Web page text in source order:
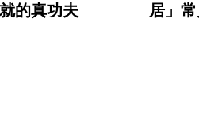
的真功夫
居」